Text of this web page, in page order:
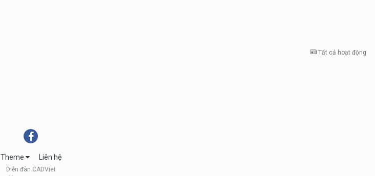
Tất cả hoạt động
Theme Liên hệ
Diễn đàn CADViet